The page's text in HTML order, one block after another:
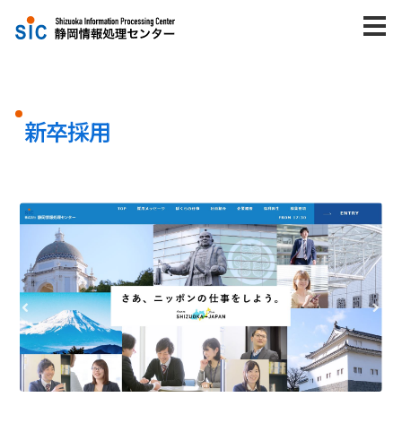
株式会社静岡情報処理センター
企業情報
トップメッセージ
認証・認定
DX推進に向けた取り組み
健康経営の推進に向けた取り組み
新卒採用